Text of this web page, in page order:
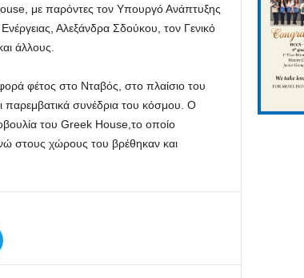
με παρόντες τον Υπουργό Ανάπτυξης
Αλεξάνδρα Σδούκου, τον Γενικό
άλλους.
φέτος στο Νταβός, στο πλαίσιο του
παρεμβατικά συνέδρια του κόσμου. Ο
του Greek House,το οποίο
στους χώρους του βρέθηκαν και